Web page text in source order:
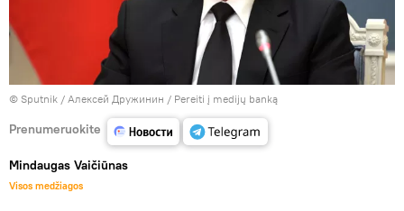
© Sputnik / Алексей Дружинин / Pereiti į medijų banką
Prenumeruokite
Mindaugas Vaičiūnas
Visos medžiagos